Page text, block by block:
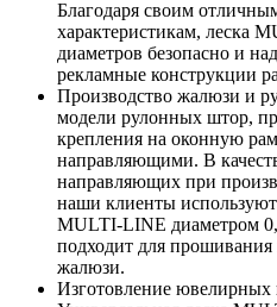
Благодаря своим
характеристикам, леска
диаметров безопасно и
рекламные конструкции
Производство жалюзи и
модели рулонных штор,
крепления на оконную
направляющими. В
направляющих при
наши клиенты
MULTI-LINE диаметром
подходит для прошивания
жалюзи.
Изготовление ювелирных